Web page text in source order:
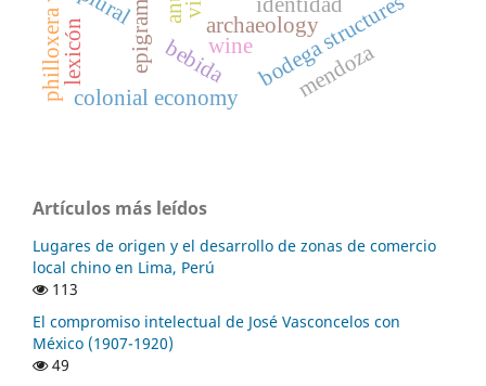
winebodega structures
colonial economy
archaeology
mendoza
lexicón bebida
Artículos más leídos
Lugares de origen y el desarrollo de zonas de comercio
local chino en Lima, Perú
113
El compromiso intelectual de José Vasconcelos con
México (1907-1920)
49